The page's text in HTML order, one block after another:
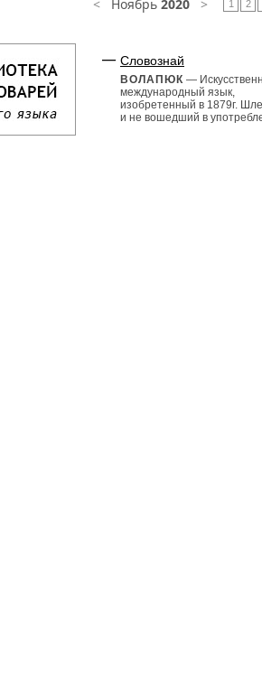
< Ноябрь 2020 > 1 2
Словознай
ВОЛАПЮК —
международный язык,
изобретенный в 1879г.
и не вошедший в